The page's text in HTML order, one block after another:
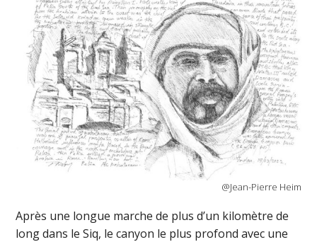
@Jean-Pierre Heim
Après une longue marche de plus d’un kilomètre de
long dans le Siq, le canyon le plus profond avec une